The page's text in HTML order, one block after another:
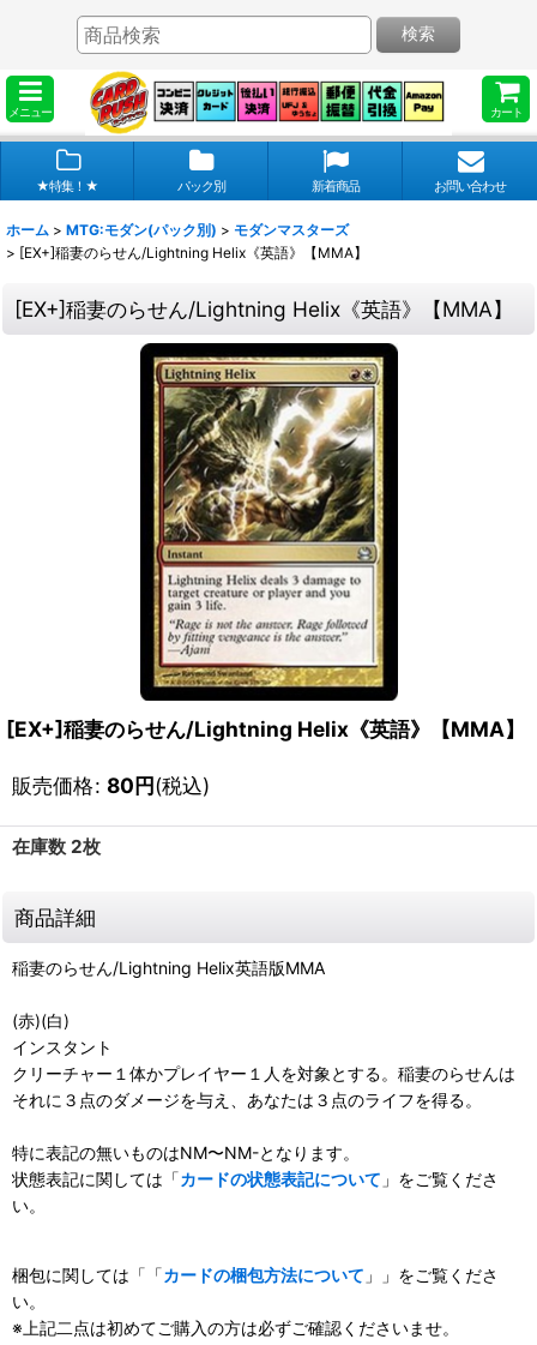
メニュー カート
検索
★特集！★ パック別 新着商品 お問い合わせ
ホーム > MTG:モダン(パック別) > モダンマスターズ
> [EX+]稲妻のらせん/Lightning Helix《英語》【MMA】
[EX+]稲妻のらせん/Lightning Helix《英語》【MMA】
[EX+]稲妻のらせん/Lightning Helix《英語》【MMA】
販売価格: 80円(税込)
在庫数 2枚
商品詳細
稲妻のらせん/Lightning Helix英語版MMA
(赤)(白)
インスタント
クリーチャー１体かプレイヤー１人を対象とする。稲妻のらせんは
それに３点のダメージを与え、あなたは３点のライフを得る。
特に表記の無いものはNM〜NM-となります。
状態表記に関しては「カードの状態表記について 」をご覧くださ
い。
梱包に関しては「「カードの梱包方法について 」」をご覧くださ
い。
※上記二点は初めてご購入の方は必ずご確認くださいませ。